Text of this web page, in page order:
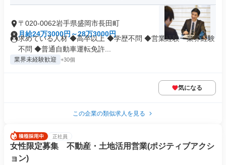
〒020-0062岩手県盛岡市長田町
月給24万3000円～28万3000円
求めている人材 ◆高卒以上 ◆学歴不問 ◆営業経験・業界経験
不問 ◆普通自動車運転免許...
業界未経験歓迎 +30個
気になる
この企業の類似求人を見る
正社員
女性限定募集 不動産・土地活用営業(ポジティブアクシ
ョン)